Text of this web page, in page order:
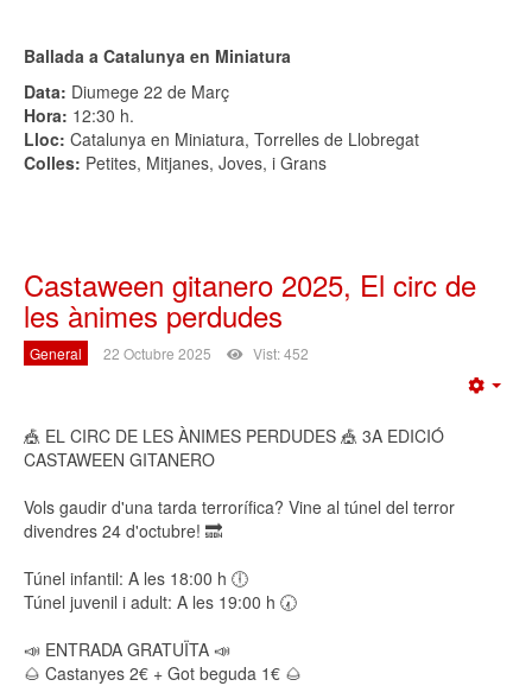
Ballada a Catalunya en Miniatura
Data: Diumege 22 de Març
Hora: 12:30 h.
Lloc: Catalunya en Miniatura, Torrelles de Llobregat
Colles: Petites, Mitjanes, Joves, i Grans
Castaween gitanero 2025, El circ de
les ànimes perdudes
General 22 Octubre 2025 Vist: 452
🎪 EL CIRC DE LES ÀNIMES PERDUDES 🎪 3A EDICIÓ
CASTAWEEN GITANERO
Vols gaudir d'una tarda terrorífica? Vine al túnel del terror
divendres 24 d'octubre! 🔜
Túnel infantil: A les 18:00 h 🕕
Túnel juvenil i adult: A les 19:00 h 🕢
📣 ENTRADA GRATUÏTA 📣
🌰 Castanyes 2€ + Got beguda 1€ 🌰